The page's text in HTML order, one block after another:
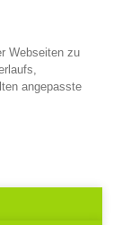
Webseiten zu
angepasste